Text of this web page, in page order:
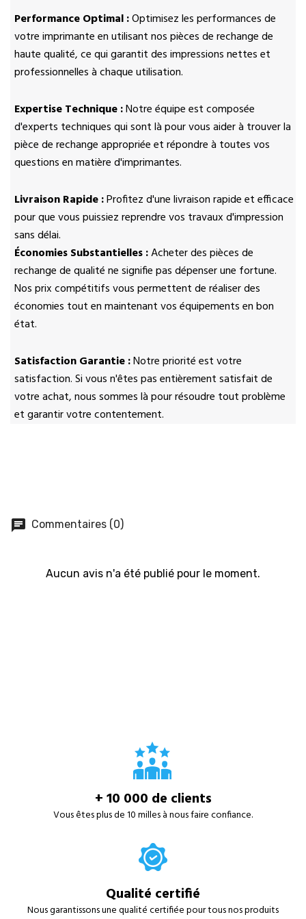
Performance Optimal :Optimisez les performances de
votre imprimante en utilisant nos pièces de rechange de
haute qualité, ce qui garantit des impressions nettes et
professionnelles à chaque utilisation.
Expertise Technique :Notre équipe est composée
d'experts techniques qui sont là pour vous aider à trouver la
pièce de rechange appropriée et répondre à toutes vos
questions en matière d'imprimantes.
Livraison Rapide :Profitez d'une livraison rapide et efficace
pour que vous puissiez reprendre vos travaux d'impression
sans délai.
Économies Substantielles :Acheter des pièces de
rechange de qualité ne signifie pas dépenser une fortune.
Nos prix compétitifs vous permettent de réaliser des
économies tout en maintenant vos équipements en bon
état.
Satisfaction Garantie :Notre priorité est votre
satisfaction. Si vous n'êtes pas entièrement satisfait de
votre achat, nous sommes là pour résoudre tout problème
et garantir votre contentement.
chat Commentaires (0)
Aucun avis n'a été publié pour le moment.
+ 10 000 de clients
Vous êtes plus de 10 milles à nous faire confiance.
Qualité certifié
Nous garantissons une qualité certifiée pour tous nos produits